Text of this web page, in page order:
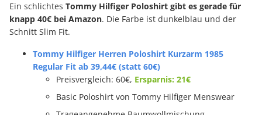
Ein schlichtes Tommy Hilfiger Poloshirt gibt es gerade für
knapp 40€ bei Amazon. Die Farbe ist dunkelblau und der
Schnitt Slim Fit.
Tommy Hilfiger Herren Poloshirt Kurzarm 1985
Regular Fit ab 39,44€ (statt 60€)
Preisvergleich: 60€, Ersparnis: 21€
Basic Poloshirt von Tommy Hilfiger Menswear